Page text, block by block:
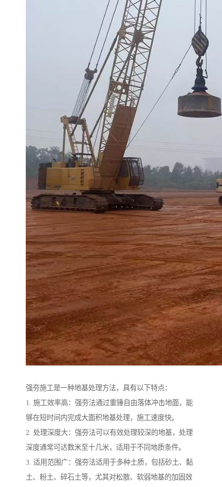
强夯施工是一种地基处理方法，具有以下特点：
1. 施工效率高：强夯法通过重锤自由落体冲击地面，能
够在短时间内完成大面积地基处理，施工速度快。
2. 处理深度大：强夯法可以有效处理较深的地基，处理
深度通常可达数米至十几米，适用于不同地质条件。
3. 适用范围广：强夯法适用于多种土质，包括砂土、黏
土、粉土、碎石土等，尤其对松散、软弱地基的加固效